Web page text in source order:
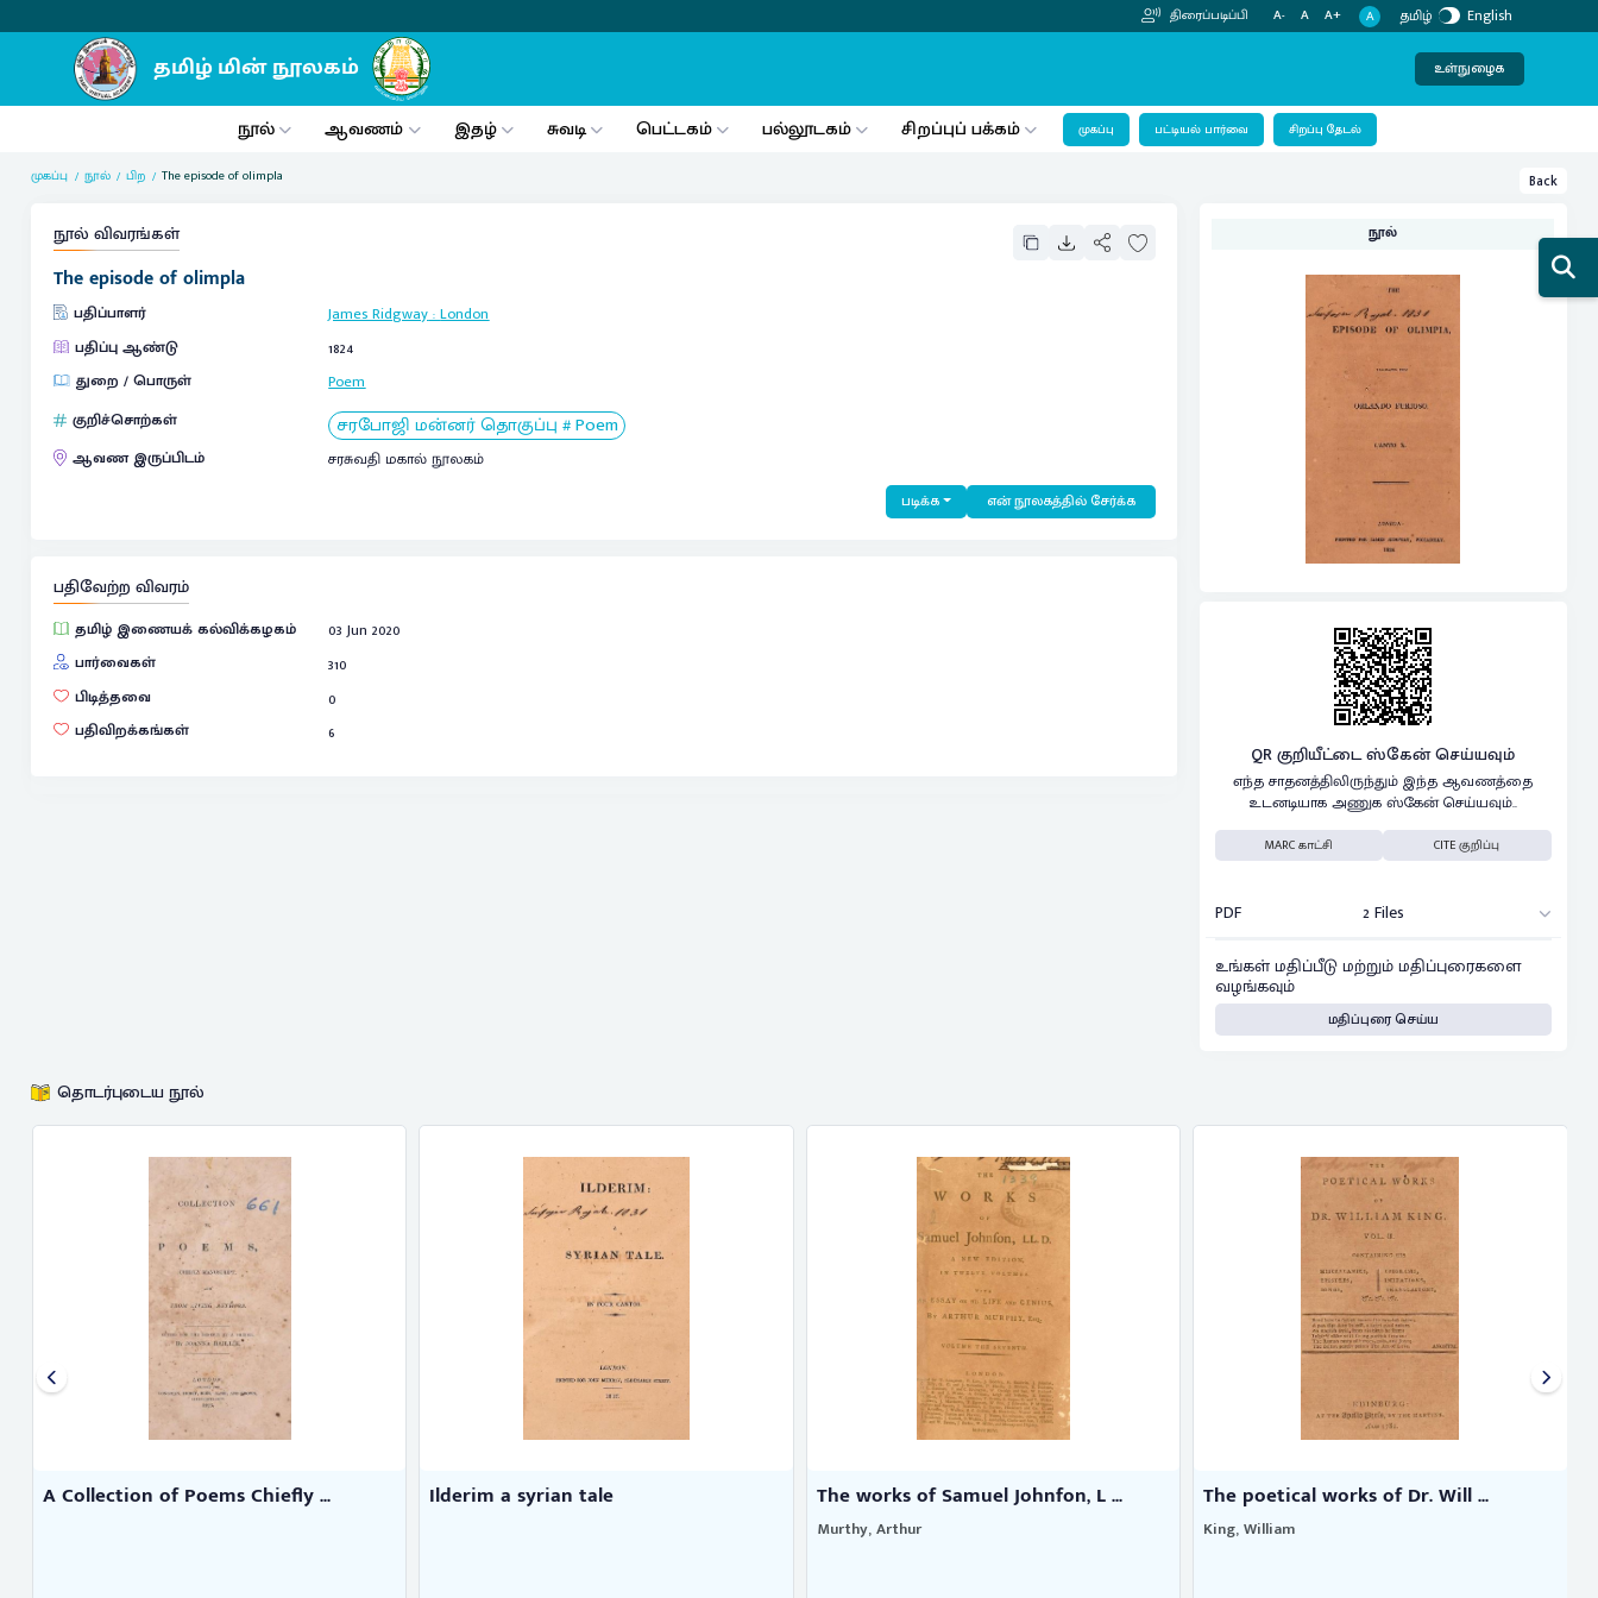
திரைப்படிப்பி A- A A+ A தமிழ் English
உள்நுழைக
நூல் ஆவணம் இதழ் சுவடி பெட்டகம் பல்லூடகம் சிறப்புப் பக்கம் முகப்பு பட்டியல் பார்வை சிறப்பு தேடல்
முகப்பு நூல் பிற The episode of olimpla Back
நூல் விவரங்கள்
The episode of olimpla
பதிப்பாளர் James Ridgway:London
பதிப்பு ஆண்டு
1824
துறை / பொருள்
Poem
குறிச்சொற்கள்
சரபோஜி மன்னர் தொகுப்பு # Poem
ஆவண இருப்பிடம் சரசுவதி மகால் நூலகம்
படிக்க என் நூலகத்தில் சேர்க்க
பதிவேற்ற விவரம்
தமிழ் இணையக் கல்விக்கழகம்
03 Jun 2020
பார்வைகள்
310
பிடித்தவை
0
பதிவிறக்கங்கள்
6
நூல்
QR குறியீட்டை ஸ்கேன் செய்யவும்
எந்த சாதனத்திலிருந்தும் இந்த ஆவணத்தை
உடனடியாக அணுக ஸ்கேன் செய்யவும்..
MARC காட்சி CITE குறிப்பு
PDF 2 Files
உங்கள் மதிப்பீடு மற்றும் மதிப்புரைகளை
வழங்கவும்
மதிப்புரை செய்ய
தொடர்புடைய நூல்
A Collection of Poems Chiefly ... Ilderim a syrian tale The works of Samuel Johnfon, L ...
Murthy, Arthur
The poetical works of Dr. Will ...
King, William